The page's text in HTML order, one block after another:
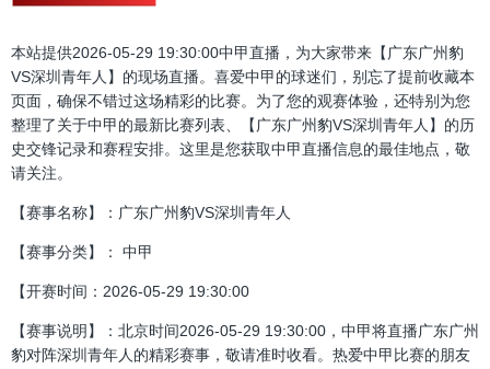
本站提供2026-05-29 19:30:00中甲直播，为大家带来【广东广州豹
VS深圳青年人】的现场直播。喜爱中甲的球迷们，别忘了提前收藏本
页面，确保不错过这场精彩的比赛。为了您的观赛体验，还特别为您
整理了关于中甲的最新比赛列表、【广东广州豹VS深圳青年人】的历
史交锋记录和赛程安排。这里是您获取中甲直播信息的最佳地点，敬
请关注。
【赛事名称】：广东广州豹VS深圳青年人
【赛事分类】： 中甲
【开赛时间：2026-05-29 19:30:00
【赛事说明】：北京时间2026-05-29 19:30:00，中甲将直播广东广州
豹对阵深圳青年人的精彩赛事，敬请准时收看。热爱中甲比赛的朋友